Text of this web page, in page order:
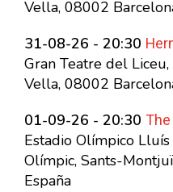
Vella, 08002
31-08-26 - 20:30
Gran Teatre del
Vella, 08002
01-09-26 - 20:30
Estadio Olímpico Lluís
Olímpic, Sants-
España